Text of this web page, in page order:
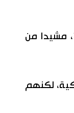
مشيدا من
لكنهم